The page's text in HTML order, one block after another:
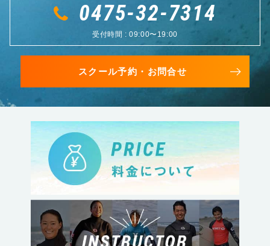
0475-32-7314
受付時間 : 09:00〜19:00
スクール予約・お問合せ